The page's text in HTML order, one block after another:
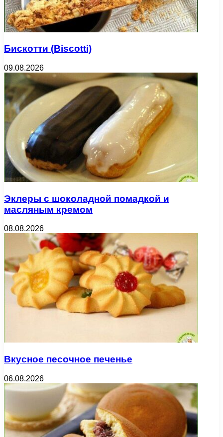
Бискотти (Biscotti)
09.08.2026
Эклеры с шоколадной помадкой и
масляным кремом
08.08.2026
Вкусное песочное печенье
06.08.2026